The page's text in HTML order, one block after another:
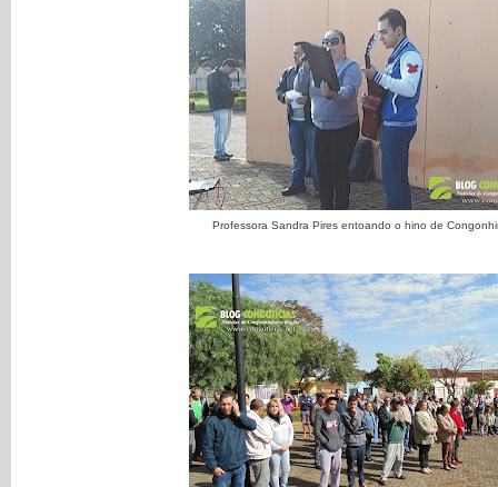
Professora Sandra Pires entoando o hino de